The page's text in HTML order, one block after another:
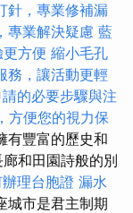
針，專業修補漏
專業解決疑慮 藍
方便 縮小毛孔
務，讓活動更輕
的必要步驟與注
方便您的視力保
有豐富的歷史和
和田園詩般的別
理台胞證 漏水
城市是君主制期